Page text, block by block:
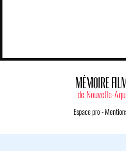
MÉMOIRE
de Nouvelle-
Espace pro-